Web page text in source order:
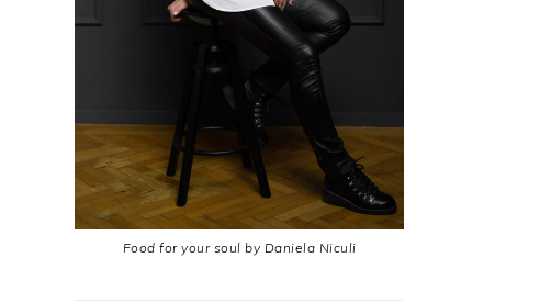
Food for your soul by Daniela Niculi